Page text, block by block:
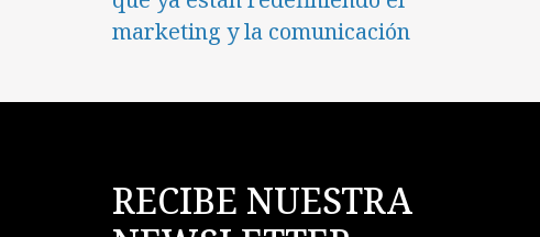
marketing y la comunicación
RECIBE NUESTRA